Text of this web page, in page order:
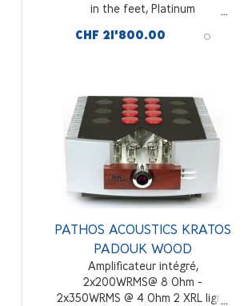
in the feet, Platinum
CHF 21'800.00
PATHOS ACOUSTICS KRATOS
PADOUK WOOD
Amplificateur intégré,
2x200WRMS@ 8 Ohm -
2x350WRMS @ 4 Ohm 2 XRL ligne